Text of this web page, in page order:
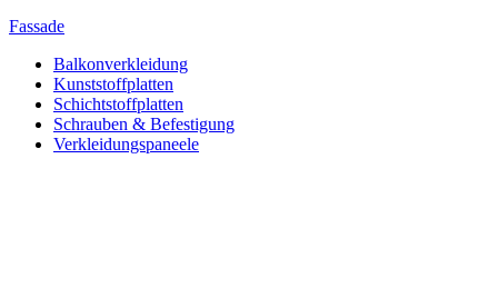
Fassade
Balkonverkleidung
Kunststoffplatten
Schichtstoffplatten
Schrauben & Befestigung
Verkleidungspaneele